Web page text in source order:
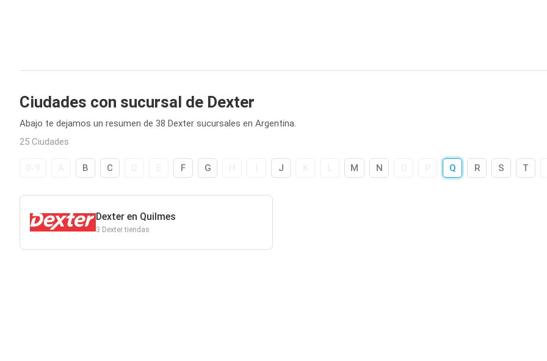
Ciudades con sucursal de Dexter
Abajo te dejamos un resumen de 38 Dexter sucursales en Argentina.
25 Ciudades
B C F G J M N Q R S T
Dexter en Quilmes
3 Dexter tiendas